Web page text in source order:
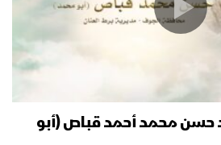
حسن محمد أحمد قباص (أبو